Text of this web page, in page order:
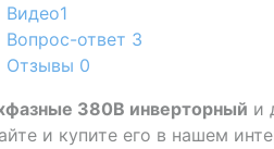
Видео1
Вопрос-ответ 3
Отзывы 0
380В инверторный и
и купите его в нашем